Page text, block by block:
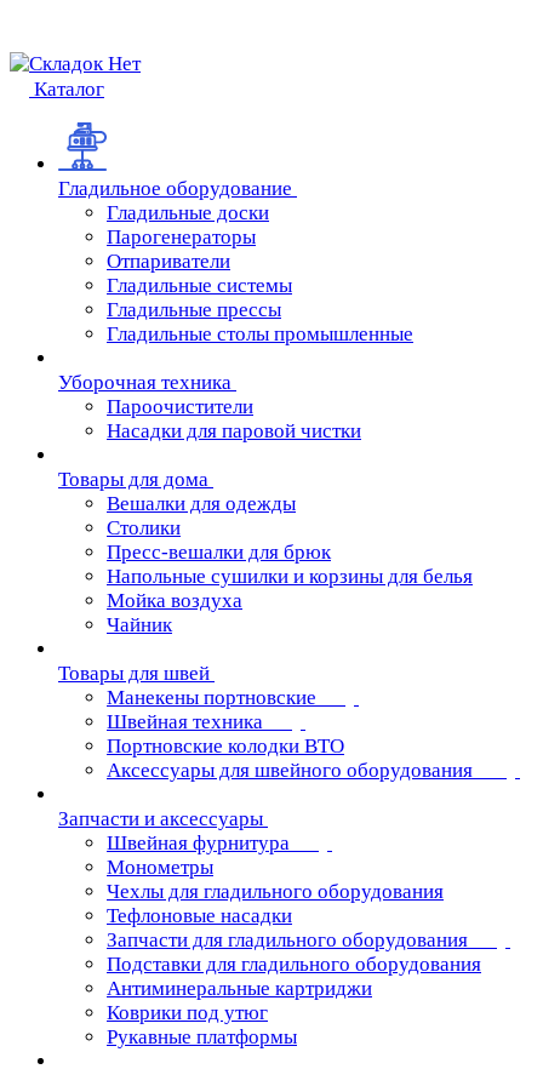
Каталог
Гладильное оборудование
Гладильные доски
Парогенераторы
Отпариватели
Гладильные системы
Гладильные прессы
Гладильные столы промышленные
Уборочная техника
Пароочистители
Насадки для паровой чистки
Товары для дома
Вешалки для одежды
Столики
Пресс-вешалки для брюк
Напольные сушилки и корзины для белья
Мойка воздуха
Чайник
Товары для швей
Манекены портновские
Швейная техника
Портновские колодки ВТО
Аксессуары для швейного оборудования
Запчасти и аксессуары
Швейная фурнитура
Монометры
Чехлы для гладильного оборудования
Тефлоновые насадки
Запчасти для гладильного оборудования
Подставки для гладильного оборудования
Антиминеральные картриджи
Коврики под утюг
Рукавные платформы